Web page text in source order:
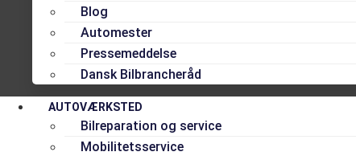
Blog
Automester
Pressemeddelse
Dansk Bilbrancheråd
AUTOVÆRKSTED
Bilreparation og service
Mobilitetsservice